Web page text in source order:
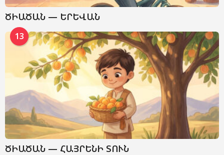
ԾԻԱԾԱՆ — ԵՐԵՎԱՆ
13
ԾԻԱԾԱՆ — ՀԱՅՐԵՆԻ ՏՈՒՆ